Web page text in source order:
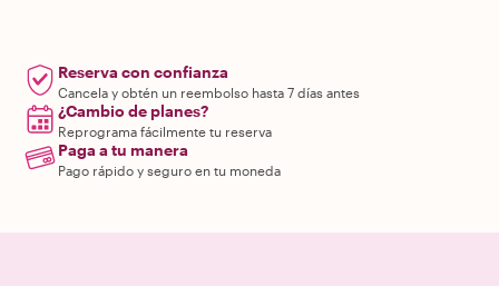
Reserva con confianza
Cancela y obtén un reembolso hasta 7 días antes
¿Cambio de planes?
Reprograma fácilmente tu reserva
Paga a tu manera
Pago rápido y seguro en tu moneda